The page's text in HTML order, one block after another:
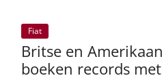
Fiat
Britse en
boeken records